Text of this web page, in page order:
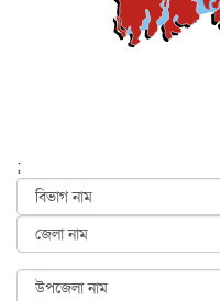
মাহম...
জাতীয়
হরমুজ নিয়ে
পৃথিবীর দিকে
আন্তর্জাতিক
কেনিয়ায় ১৫
;